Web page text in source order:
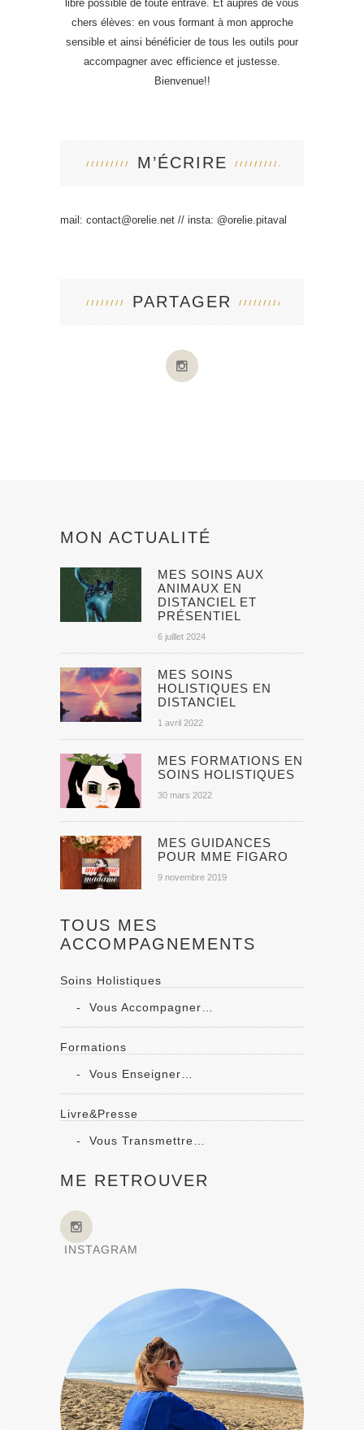
libre possible de toute entrave. Et auprès de vous
chers élèves: en vous formant à mon approche
sensible et ainsi bénéficier de tous les outils pour
accompagner avec efficience et justesse.
Bienvenue!!
M’ÉCRIRE
mail: contact@orelie.net // insta: @orelie.pitaval
PARTAGER
MON ACTUALITÉ
MES SOINS AUX
ANIMAUX EN
DISTANCIEL ET
PRÉSENTIEL
6 juillet 2024
MES SOINS
HOLISTIQUES EN
DISTANCIEL
1 avril 2022
MES FORMATIONS EN
SOINS HOLISTIQUES
30 mars 2022
MES GUIDANCES
POUR MME FIGARO
9 novembre 2019
TOUS MES
ACCOMPAGNEMENTS
Soins Holistiques
Vous Accompagner…
Formations
Vous Enseigner…
Livre&Presse
Vous Transmettre…
ME RETROUVER
INSTAGRAM